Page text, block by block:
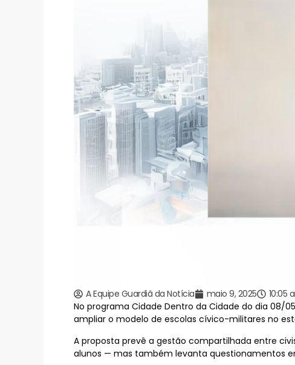
A Equipe Guardiã da Notícia maio 9, 2025
10:05
No programa Cidade Dentro da Cidade do dia 08/
ampliar o modelo de escolas cívico-militares no
A proposta prevê a gestão compartilhada entre
alunos — mas também levanta questionamentos